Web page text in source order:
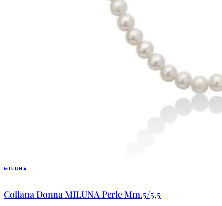
MILUNA
Collana Donna MILUNA Perle Mm.5/5,5